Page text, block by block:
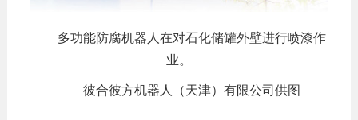
多功能防腐机器人在对石化储罐外壁进行喷漆作
业。
彼合彼方机器人（天津）有限公司供图